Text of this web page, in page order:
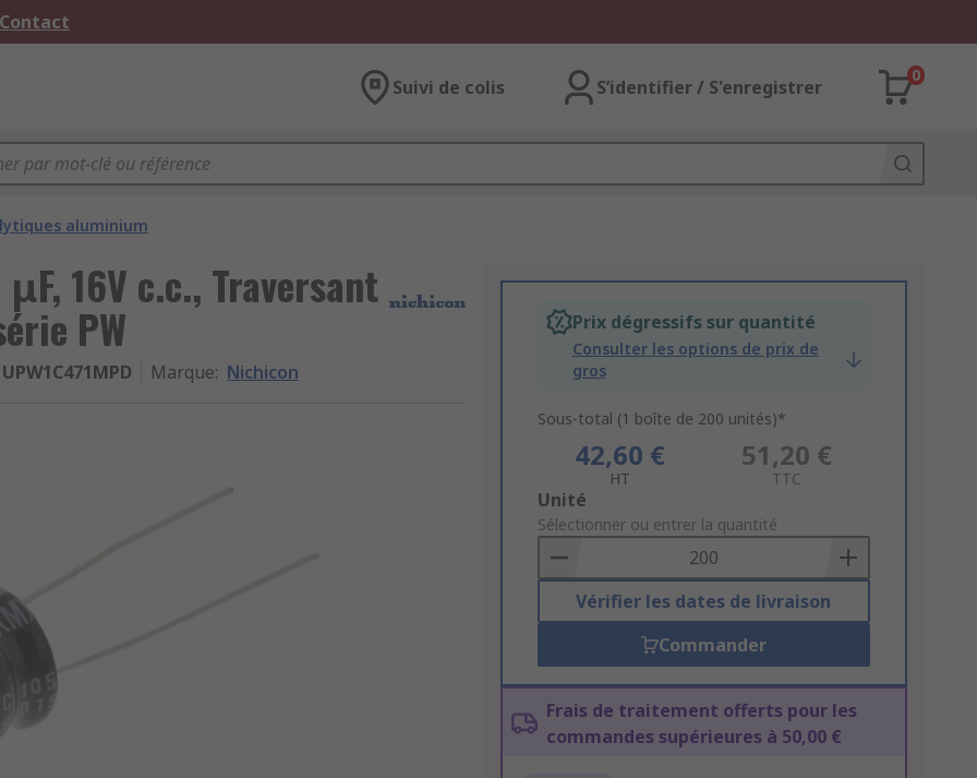
Suivi de colis S’identifier / S'enregistrer
0
aluminium
16V c.c., Traversant
PW
UPW1C471MPD Marque: Nichicon
Prix dégressifs sur quantité
Consulter les options de prix de
gros
Sous-total (1 boîte de 200 unités)*
42,60 €
HT
51,20 €
TTC
Add
to
Basket
Unité
Sélectionner ou entrer la quantité
Vérifier les dates de livraison
Commander
Frais de traitement offerts pour les
commandes supérieures à 50,00 €